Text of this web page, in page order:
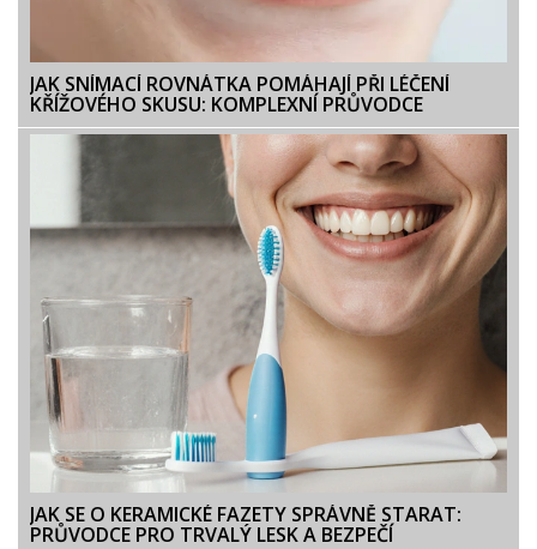
JAK SNÍMACÍ ROVNÁTKA POMÁHAJÍ PŘI LÉČENÍ
KŘÍŽOVÉHO SKUSU: KOMPLEXNÍ PRŮVODCE
JAK SE O KERAMICKÉ FAZETY SPRÁVNĚ STARAT:
PRŮVODCE PRO TRVALÝ LESK A BEZPEČÍ